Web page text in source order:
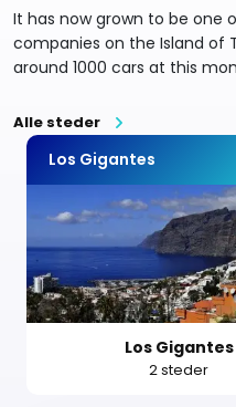
It has now grown to be one
companies on the Island of
around 1000 cars at this
Alle steder
Los Gigantes
Los Gigantes
2 steder